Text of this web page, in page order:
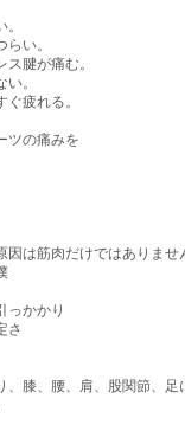
い。
腱が痛む。
。
疲れる。
ツの痛みを
は筋肉だけではありませ
っかかり
さ
、膝、腰、肩、股関節、